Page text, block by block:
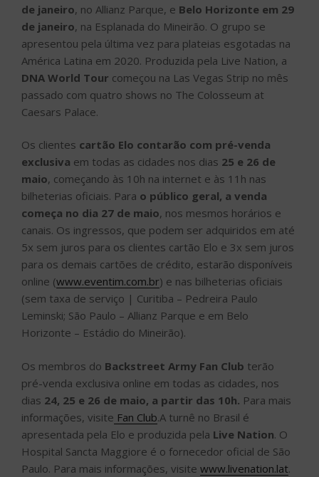
de janeiro, no Allianz Parque, e Belo Horizonte em 29
de janeiro, na Esplanada do Mineirão. O grupo se
apresentou pela última vez para plateias esgotadas na
América Latina em 2020. Produzida pela Live Nation, a
DNA World Tour começou na Las Vegas Strip no mês
passado com quatro shows no The Colosseum at
Caesars Palace.
Os clientes cartão Elo contarão com pré-venda
exclusiva em todas as cidades nos dias 25 e 26 de
maio, começando às 10h na internet e às 11h nas
bilheterias oficiais. Para o público geral, a venda
começa no dia 27 de maio, nos mesmos horários e
canais. Os ingressos, que podem ser adquiridos em até
5x sem juros para os clientes cartão Elo e 3x sem juros
para os demais cartões de crédito, estarão disponíveis
online (www.eventim.com.br) e nas bilheterias oficiais
(sem taxa de serviço | Curitiba – Pedreira Paulo
Leminski; São Paulo – Allianz Parque e em Belo
Horizonte – Estádio do Mineirão).
Os membros do Backstreet Army Fan Club terão
pré-venda exclusiva online em todas as cidades, nos
dias 24, 25 e 26 de maio, a partir das 10h. Para mais
informações, visite Fan Club.A turnê no Brasil é
apresentada pela Elo e produzida pela Live Nation. O
Hospital Sancta Maggiore é o fornecedor oficial de São
Paulo. Para mais informações, visite www.livenation.lat.